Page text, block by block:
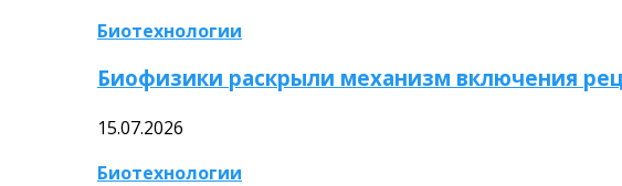
Биотехнологии
Биофизики раскрыли механизм включения
15.07.2026
Биотехнологии